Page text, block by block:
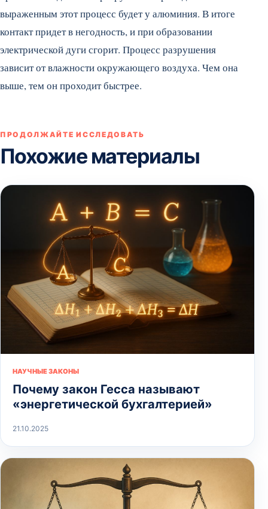
выраженным этот процесс будет у алюминия. В итоге
контакт придет в негодность, и при образовании
электрической дуги сгорит. Процесс разрушения
зависит от влажности окружающего воздуха. Чем она
выше, тем он проходит быстрее.
ПРОДОЛЖАЙТЕ ИССЛЕДОВАТЬ
Похожие материалы
НАУЧНЫЕ ЗАКОНЫ
Почему закон Гесса называют
«энергетической бухгалтерией»
21.10.2025